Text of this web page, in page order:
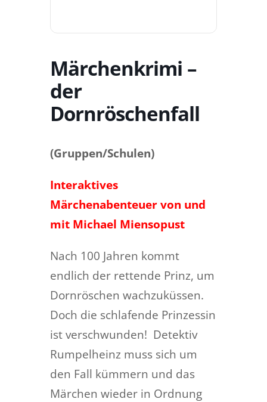
Märchenkrimi –
der
Dornröschenfall
(Gruppen/Schulen)
Interaktives
Märchenabenteuer von und
mit Michael Miensopust
Nach 100 Jahren kommt
endlich der rettende Prinz, um
Dornröschen wachzuküssen.
Doch die schlafende Prinzessin
ist verschwunden! Detektiv
Rumpelheinz muss sich um
den Fall kümmern und das
Märchen wieder in Ordnung